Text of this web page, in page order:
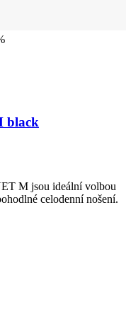
black
M jsou ideální volbou
celodenní nošení.